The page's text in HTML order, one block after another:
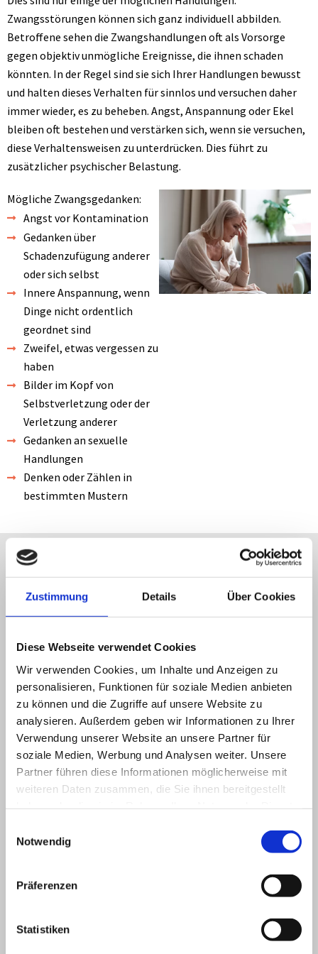
Zustimmung Details Über Cookies
Diese Webseite verwendet Cookies
Wir verwenden Cookies, um Inhalte und Anzeigen zu
personalisieren, Funktionen für soziale Medien anbieten
zu können und die Zugriffe auf unsere Website zu
analysieren. Außerdem geben wir Informationen zu Ihrer
Verwendung unserer Website an unsere Partner für
soziale Medien, Werbung und Analysen weiter. Unsere
Partner führen diese Informationen möglicherweise mit
weiteren Daten zusammen, die Sie ihnen bereitgestellt
Notwendig
Präferenzen
Statistiken
Zwangsstörungen können sich ganz individuell abbilden.
Betroffene sehen die Zwangshandlungen oft als Vorsorge
gegen objektiv unmögliche Ereignisse, die ihnen schaden
könnten. In der Regel sind sie sich Ihrer Handlungen bewusst
und halten dieses Verhalten für sinnlos und versuchen daher
immer wieder, es zu beheben. Angst, Anspannung oder Ekel
bleiben oft bestehen und verstärken sich, wenn sie versuchen,
diese Verhaltensweisen zu unterdrücken. Dies führt zu
zusätzlicher psychischer Belastung.
Mögliche Zwangsgedanken:
Angst vor Kontamination
Gedanken über
Schadenzufügung anderer
oder sich selbst
Innere Anspannung, wenn
Dinge nicht ordentlich
geordnet sind
Zweifel, etwas vergessen zu
haben
Bilder im Kopf von
Selbstverletzung oder der
Verletzung anderer
Gedanken an sexuelle
Handlungen
Denken oder Zählen in
bestimmten Mustern
Woher kommen Zwangsstörungen?
Vererbung
erbliche Vorbelastung besteht. Dies ist bei den meisten
psychischen Erkrankungen der Fall, dennoch wird der
genetische Zusammenhang eher gering eingeschätzt und
kann auch durch weitere Faktoren, wie zum Beispiel dem
Vorleben gewisser Züge, bedingt werden. Leidet ein
Elternteil oder leiden beide Elternteile an einer
Zwangsstörung, so ist die Wahrscheinlichkeit jedoch
höher, dass auch das Kind an einer Zwangsneurose
erkrankt.
Prägende Ereignisse oder Traumata